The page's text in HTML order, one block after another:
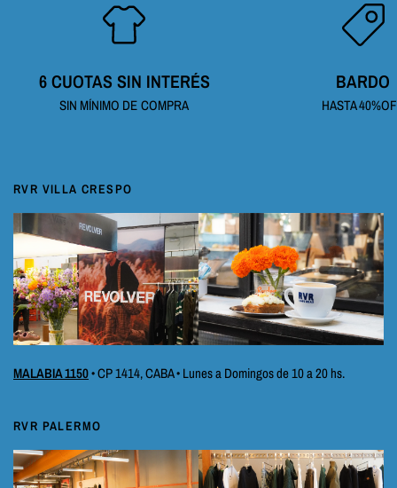
6 CUOTAS SIN INTERÉS
SIN MÍNIMO DE COMPRA
BARDO
HASTA
RVR VILLA CRESPO
MALABIA 1150• CP 1414, CABA • Lunes a Domingos de 10 a 20 hs.
RVR PALERMO